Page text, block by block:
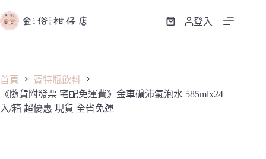
至
容
購
登入
首頁
寶特瓶飲料
《隨貨附發票 宅配免運費》金車礦沛氣泡水 585mlx24
入/箱 超優惠 現貨 全省免運